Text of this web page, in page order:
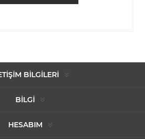
BILGILERI
BILGI
HESABIM